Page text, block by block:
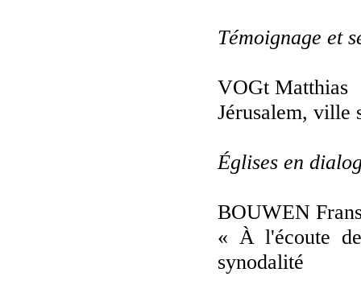
Témoignage et
VOGt Matthias
Jérusalem, ville
Églises en
BOUWEN
« À l'écoute
synodalité